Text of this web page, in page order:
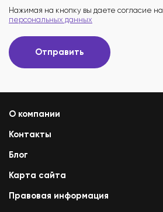
Нажимая на кнопку вы даете согласие на
персональных данных
Отправить
О компании
Контакты
Блог
Карта сайта
Правовая информация